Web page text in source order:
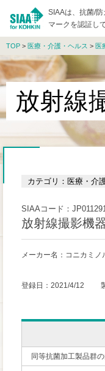
SIAAは、抗菌/
マークを認証し
TOP > 医療・介護・ヘルス > 医
放射線
カテゴリ：医療・介
SIAAコード：
放射線撮影機
メーカー名：コニカミノ
登録日：2021/4/12
同等抗菌加工製品群